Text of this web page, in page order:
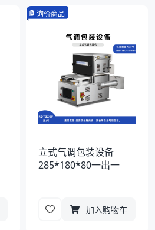
询价商品
立式气调包装设备
285*180*80一出一
加入购物车